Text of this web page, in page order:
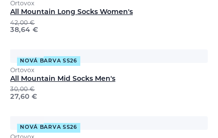
Ortovox
All Mountain Long Socks Women's
42,00€
38,64 €
NOVÁ BARVA SS26
Ortovox
All Mountain Mid Socks Men's
30,00€
27,60 €
NOVÁ BARVA SS26